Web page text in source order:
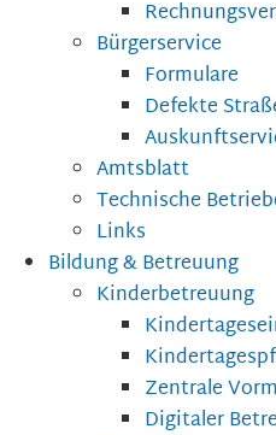
Bürgerservice
Formulare
Defekte
Amtsblatt
Technische
Links
Bildung & Betreuung
Kinderbetreuung
Zentrale
Digitaler